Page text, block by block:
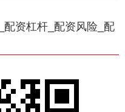
配资杠杆_配资风险_配